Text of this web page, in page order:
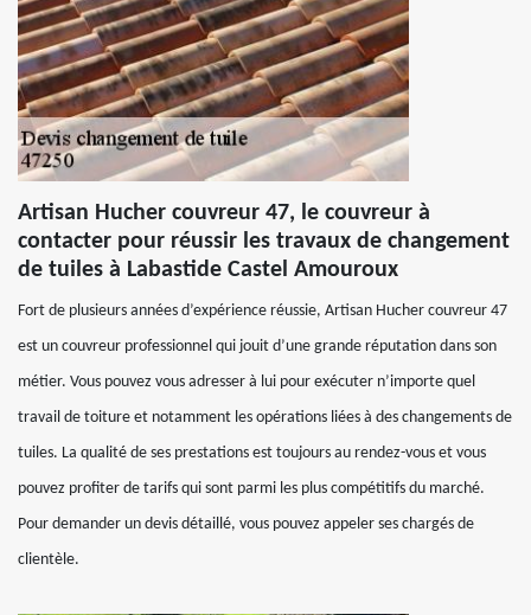
Artisan Hucher couvreur 47, le couvreur à
contacter pour réussir les travaux de changement
de tuiles à Labastide Castel Amouroux
Fort de plusieurs années d’expérience réussie, Artisan Hucher couvreur 47
est un couvreur professionnel qui jouit d’une grande réputation dans son
métier. Vous pouvez vous adresser à lui pour exécuter n’importe quel
travail de toiture et notamment les opérations liées à des changements de
tuiles. La qualité de ses prestations est toujours au rendez-vous et vous
pouvez profiter de tarifs qui sont parmi les plus compétitifs du marché.
Pour demander un devis détaillé, vous pouvez appeler ses chargés de
clientèle.